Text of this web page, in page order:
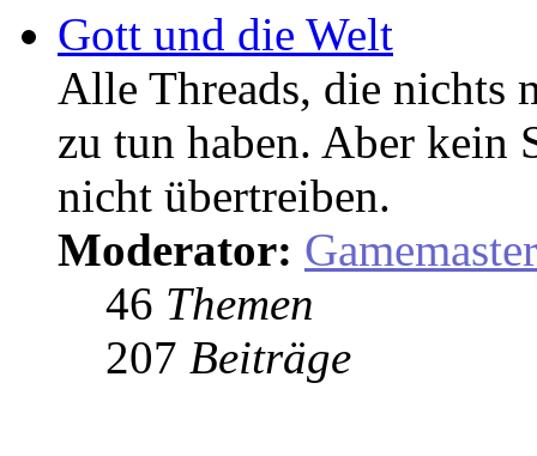
Gott und die Welt
Alle Threads, die nichts
zu tun haben. Aber kein
nicht übertreiben.
Moderator: Gamemaster
46 Themen
207 Beiträge